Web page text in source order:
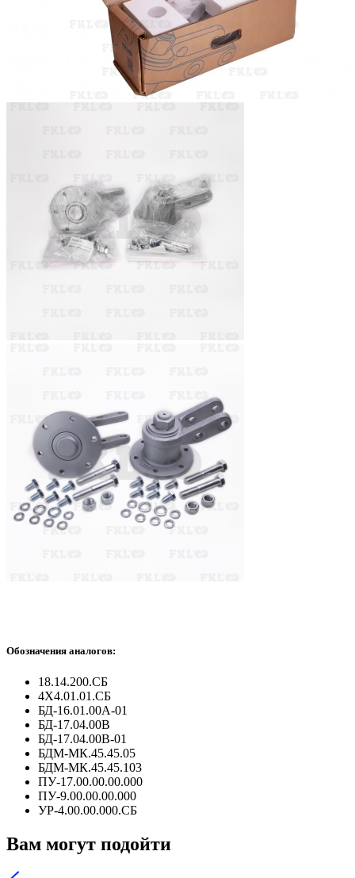
Обозначения аналогов:
18.14.200.СБ
4Х4.01.01.СБ
БД-16.01.00А-01
БД-17.04.00В
БД-17.04.00В-01
БДМ-МК.45.45.05
БДМ-МК.45.45.103
ПУ-17.00.00.00.000
ПУ-9.00.00.00.000
УР-4.00.00.000.СБ
Вам могут подойти